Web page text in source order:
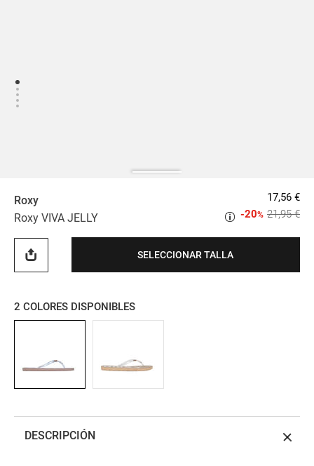
Roxy
Roxy VIVA JELLY
17,56 €
21,95 €
-20%
SELECCIONAR TALLA
2 COLORES DISPONIBLES
DESCRIPCIÓN